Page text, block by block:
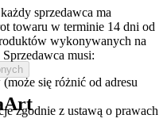
sprzedawca ma
towaru w terminie 14 dni od
wykonywanych na
musi:
się różnić od adresu
zgodnie z ustawą o prawach